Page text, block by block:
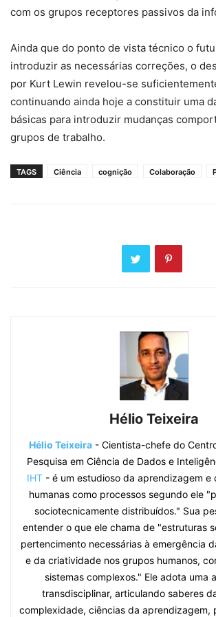
com os grupos receptores passivos da
Ainda que do ponto de vista técnico o
introduzir as necessárias correções, o
por Kurt Lewin revelou-se
continuando ainda hoje a constituir uma
básicas para introduzir mudanças
grupos de trabalho.
TAGS Ciência cognição Colaboração
Hélio Teixeira
Hélio Teixeira - Cientista-chefe do
Pesquisa em Ciência de Dados e
IHT - é um estudioso da aprendizagem e
humanas como processos segundo ele
sociotecnicamente distribuídos." Sua
entender o que ele chama de "estruturas
pertencimento necessárias à emergência
e da criatividade nos grupos humanos,
sistemas complexos." Ele adota uma
transdisciplinar, articulando saberes
complexidade, ciências da aprendizagem,